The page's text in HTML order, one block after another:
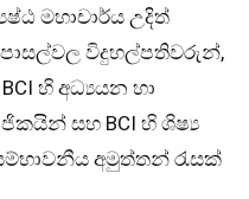
මහාචාර්ය උදිත්
පාසල්වල විදුහල්පතිවරුන්,
හි අධ්‍යයන හා
සහ BCI හි ශිෂ්‍ය
අමුත්තන් රැසක්